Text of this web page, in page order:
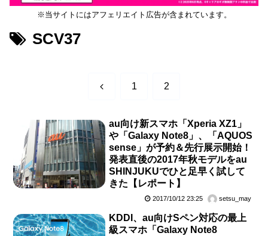
※当サイトにはアフェリエイト広告が含まれています。
SCV37
前 1 2
au向け新スマホ「Xperia XZ1」
や「Galaxy Note8」、「AQUOS
sense」が予約＆先行展示開始！
発表直後の2017年秋モデルをau
SHINJUKUでひと足早く試して
きた【レポート】
2017/10/12 23:25 setsu_may
KDDI、au向けSペン対応の最上
級スマホ「Galaxy Note8